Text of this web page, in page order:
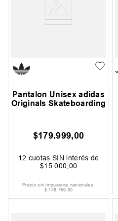
Pantalon Unisex adidas
Originals Skateboarding
$179.999,00
12 cuotas SIN interés de
$15.000 00
Precio sin impuestos nacionales:
$ 148.759,50